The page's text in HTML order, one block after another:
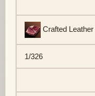
Crafted Leather
1/326